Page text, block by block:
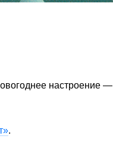
настроение —
.